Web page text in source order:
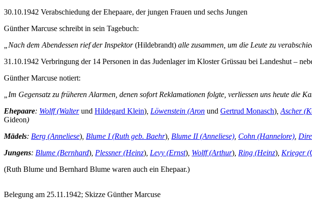
30.10.1942 Verabschiedung der Ehepaare, der jungen Frauen und sechs Jungen
Günther Marcuse schreibt in sein Tagebuch:
„Nach dem Abendessen rief der Inspektor(Hildebrandt) alle zusammen, um die Leute zu
31.10.1942 Verbringung der 14 Personen in das Judenlager im Kloster Grüssau bei Landeshut –
Günther Marcuse notiert:
„Im Gegensatz zu früheren Alarmen, denen sofort Reklamationen folgte, verliessen uns heute die
Ehepaare: Wolff (Walterund Hildegard Klein) Löwenstein (Aron und Gertrud Monasch) Ascher
Gideon)
Mädels: Berg (Anneliese) Blume I (Ruth geb. Baehr) Blume II (Anneliese) Cohn (Hannelore)
Jungens: Blume (Bernhard) Plessner (Heinz) Levy (Ernst) Wolff (Arthur) Ring (Heinz) Krieger
(Ruth Blume und Bernhard Blume waren auch ein Ehepaar.)
Belegung am 25.11.1942; Skizze Günther Marcuse